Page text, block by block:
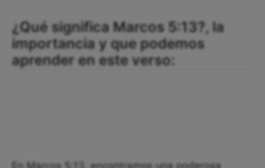
¿Qué significa Marcos 5:13?, la
importancia y que podemos
aprender en este verso: